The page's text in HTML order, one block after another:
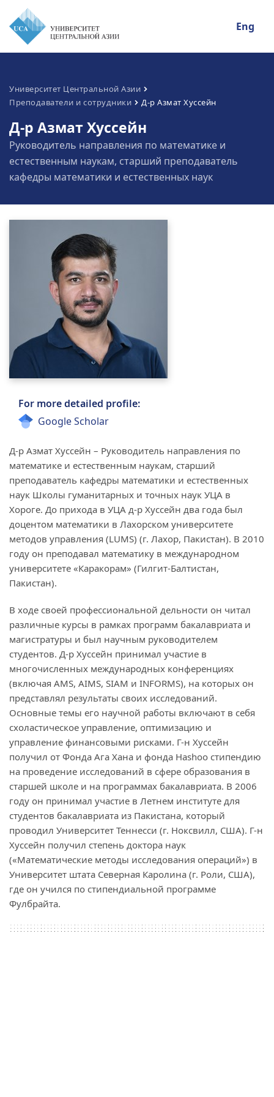
Eng
Университет Центральной Азии
Преподаватели и сотрудники
Д-р Азмат Хуссейн
Д-р Азмат Хуссейн
Руководитель направления по математике и
естественным наукам, старший преподаватель
кафедры математики и естественных наук
For more detailed profile:
Google Scholar
Д-р Азмат Хуссейн – Руководитель направления по
математике и естественным наукам, старший
преподаватель кафедры математики и естественных
наук Школы гуманитарных и точных наук УЦА в
Хороге. До прихода в УЦА д-р Хуссейн два года был
доцентом математики в Лахорском университете
методов управления (LUMS) (г. Лахор, Пакистан). В 2010
году он преподавал математику в международном
университете «Каракорам» (Гилгит-Балтистан,
Пакистан).
В ходе своей профессиональной дельности он читал
различные курсы в рамках программ бакалавриата и
магистратуры и был научным руководителем
студентов. Д-р Хуссейн принимал участие в
многочисленных международных конференциях
(включая AMS, AIMS, SIAM и INFORMS), на которых он
представлял результаты своих исследований.
Основные темы его научной работы включают в себя
схоластическое управление, оптимизацию и
управление финансовыми рисками. Г-н Хуссейн
получил от Фонда Ага Хана и фонда Hashoo стипендию
на проведение исследований в сфере образования в
старшей школе и на программах бакалавриата. В 2006
году он принимал участие в Летнем институте для
студентов бакалавриата из Пакистана, который
проводил Университет Теннесси (г. Ноксвилл, США). Г-н
Хуссейн получил степень доктора наук
(«Математические методы исследования операций») в
Университет штата Северная Каролина (г. Роли, США),
где он учился по стипендиальной программе
Фулбрайта.